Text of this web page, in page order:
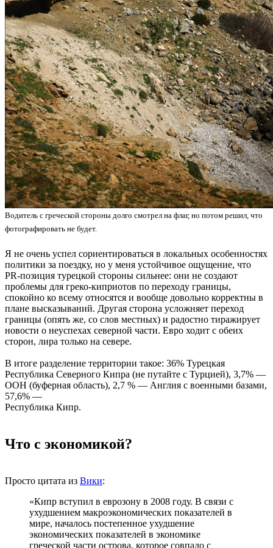
Водитель с греческой стороны долго смотрел на флаг, но потом решил, что
фотографировать не будет.
Я не очень успел сориентироваться в локальных особенностях
политики за поездку, но у меня устойчивое ощущение, что
PR-позиция турецкой стороны сильнее: они не создают
проблемы для греко-киприотов по переходу границы,
спокойно ко всему относятся и вообще довольно корректны в
плане высказываний. Другая сторона усложняет переход
границы (опять же, со слов местных) и радостно тиражирует
новости о неуспехах северной части. Евро ходит с обеих
сторон, лира только на севере.
В итоге разделение территории такое: 36% Турецкая
Республика Северного Кипра (не путайте с Турцией), 3,7% —
ООН (буферная область), 2,7 % — Англия с военными базами,
57,6% —
Республика Кипр.
Что с экономикой?
Просто цитата из Вики:
«Кипр вступил в еврозону в 2008 году. В связи с
ухудшением макроэкономических показателей в
мире, началось постепенное ухудшение
экономических показателей в экономике
греческой части острова, которое совпало с